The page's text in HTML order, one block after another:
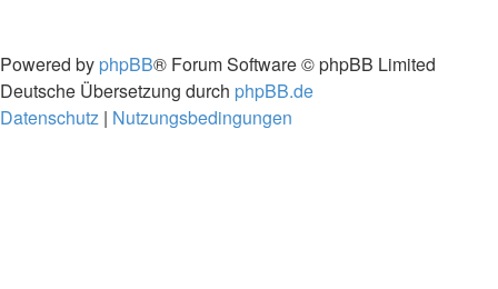
Powered by phpBB® Forum Software © phpBB Limited
Deutsche Übersetzung durch phpBB.de
Datenschutz | Nutzungsbedingungen